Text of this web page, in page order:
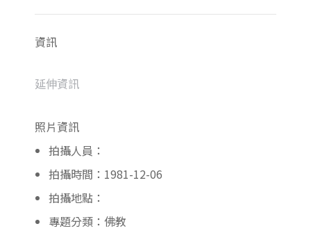
資訊
延伸資訊
照片資訊
拍攝人員：
拍攝時間：1981-12-06
拍攝地點：
專題分類：佛教